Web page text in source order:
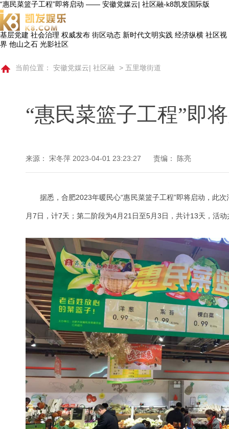
“惠民菜篮子工程”即将启动 —— 安徽党媒云| 社区融-k8凯发国际版
基层党建 社会治理 权威发布 街区动态 新时代文明实践 经济纵横 社区视
界 他山之石 光影社区
当前位置： 安徽党媒云| 社区融 > 五里墩街道
“惠民菜篮子工程”即
来源： 宋冬萍 2023-04-01 23:23:27 责编： 陈亮
据悉，合肥2023年暖民心“惠民菜篮子工程”即将启动，此
月7日，计7天；第二阶段为4月21日至5月3日，共计13天，活